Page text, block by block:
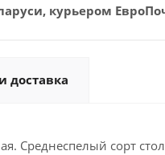
курьером
доставка
Среднеспелый сорт